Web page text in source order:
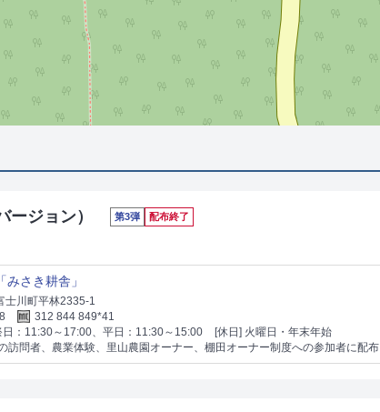
ージョン） 第3弾 配布終了
さき耕舎」
士川町平林2335-1
312 844 849*41
日：11:30～17:00、平日：11:30～15:00
[休日] 火曜日・年末年始
訪問者、農業体験、里山農園オーナー、棚田オーナー制度への参加者に配布